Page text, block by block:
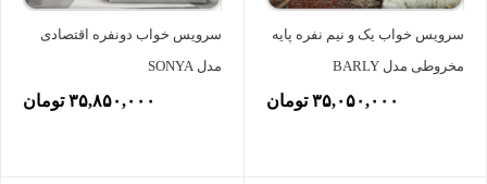
سرویس خواب یک و نیم نفره پایه
مخروطی مدل BARLY
۳۵,۰۵۰,۰۰۰ تومان
سرویس خواب دونفره اقتصادی
مدل SONYA
۳۵,۸۵۰,۰۰۰ تومان